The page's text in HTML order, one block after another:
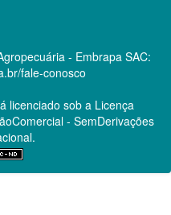
- Embrapa SAC:
fale-conosco
licenciado sob a Licença
- SemDerivações